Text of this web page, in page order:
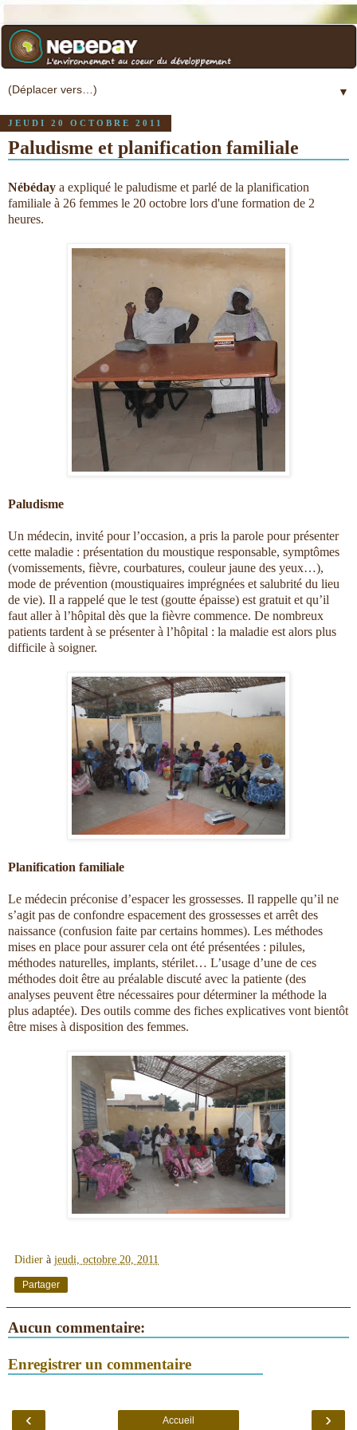
▼
JEUDI 20 OCTOBRE 2011
Paludisme et planification familiale
Nébéday a expliqué le paludisme et parlé de la planification
familiale à 26 femmes le 20 octobre lors d'une formation de 2
heures.
Paludisme
Un médecin, invité pour l’occasion, a pris la parole pour présenter
cette maladie : présentation du moustique responsable, symptômes
(vomissements, fièvre, courbatures, couleur jaune des yeux…),
mode de prévention (moustiquaires imprégnées et salubrité du lieu
de vie). Il a rappelé que le test (goutte épaisse) est gratuit et qu’il
faut aller à l’hôpital dès que la fièvre commence. De nombreux
patients tardent à se présenter à l’hôpital : la maladie est alors plus
difficile à soigner.
Planification familiale
Le médecin préconise d’espacer les grossesses. Il rappelle qu’il ne
s’agit pas de confondre espacement des grossesses et arrêt des
naissance (confusion faite par certains hommes). Les méthodes
mises en place pour assurer cela ont été présentées : pilules,
méthodes naturelles, implants, stérilet… L’usage d’une de ces
méthodes doit être au préalable discuté avec la patiente (des
analyses peuvent être nécessaires pour déterminer la méthode la
plus adaptée). Des outils comme des fiches explicatives vont bientôt
être mises à disposition des femmes.
Didier à jeudi, octobre 20, 2011
Partager
Aucun commentaire:
Enregistrer un commentaire
‹ ›
Accueil